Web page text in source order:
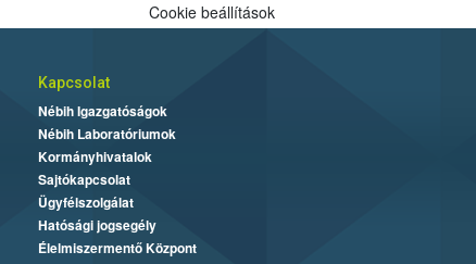
Cookie beállítások
Kapcsolat
Nébih Igazgatóságok
Nébih Laboratóriumok
Kormányhivatalok
Sajtókapcsolat
Ügyfélszolgálat
Hatósági jogsegély
Élelmiszermentő Központ